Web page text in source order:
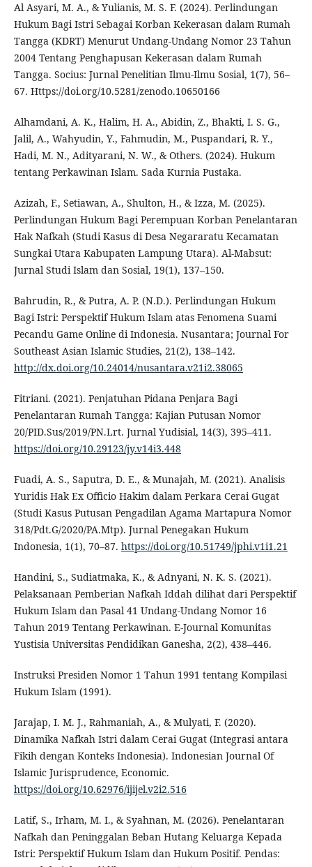
Al Asyari, M. A., & Yulianis, M. S. F. (2024). Perlindungan
Hukum Bagi Istri Sebagai Korban Kekerasan dalam Rumah
Tangga (KDRT) Menurut Undang-Undang Nomor 23 Tahun
2004 Tentang Penghapusan Kekerasan dalam Rumah
Tangga. Socius: Jurnal Penelitian Ilmu-Ilmu Sosial, 1(7), 56–
67. Https://doi.org/10.5281/zenodo.10650166
Alhamdani, A. K., Halim, H. A., Abidin, Z., Bhakti, I. S. G.,
Jalil, A., Wahyudin, Y., Fahmudin, M., Puspandari, R. Y.,
Hadi, M. N., Adityarani, N. W., & Others. (2024). Hukum
tentang Perkawinan Islam. Sada Kurnia Pustaka.
Azizah, F., Setiawan, A., Shulton, H., & Izza, M. (2025).
Perlindungan Hukum Bagi Perempuan Korban Penelantaran
Hak Nafkah (Studi Kasus di Desa Negararatu Kecamatan
Sungkai Utara Kabupaten Lampung Utara). Al-Mabsut:
Jurnal Studi Islam dan Sosial, 19(1), 137–150.
Bahrudin, R., & Putra, A. P. (N.D.). Perlindungan Hukum
Bagi Istri: Perspektif Hukum Islam atas Fenomena Suami
Pecandu Game Online di Indonesia. Nusantara; Journal For
Southeast Asian Islamic Studies, 21(2), 138–142.
http://dx.doi.org/10.24014/nusantara.v21i2.38065
Fitriani. (2021). Penjatuhan Pidana Penjara Bagi
Penelantaran Rumah Tangga: Kajian Putusan Nomor
20/PID.Sus/2019/PN.Lrt. Jurnal Yudisial, 14(3), 395–411.
https://doi.org/10.29123/jy.v14i3.448
Fuadi, A. S., Saputra, D. E., & Munajah, M. (2021). Analisis
Yuridis Hak Ex Officio Hakim dalam Perkara Cerai Gugat
(Studi Kasus Putusan Pengadilan Agama Martapura Nomor
318/Pdt.G/2020/PA.Mtp). Jurnal Penegakan Hukum
Indonesia, 1(1), 70–87. https://doi.org/10.51749/jphi.v1i1.21
Handini, S., Sudiatmaka, K., & Adnyani, N. K. S. (2021).
Pelaksanaan Pemberian Nafkah Iddah dilihat dari Perspektif
Hukum Islam dan Pasal 41 Undang-Undang Nomor 16
Tahun 2019 Tentang Perkawinan. E-Journal Komunitas
Yustisia Universitas Pendidikan Ganesha, 2(2), 438–446.
Instruksi Presiden Nomor 1 Tahun 1991 tentang Kompilasi
Hukum Islam (1991).
Jarajap, I. M. J., Rahmaniah, A., & Mulyati, F. (2020).
Dinamika Nafkah Istri dalam Cerai Gugat (Integrasi antara
Fikih dengan Konteks Indonesia). Indonesian Journal Of
Islamic Jurisprudence, Economic.
https://doi.org/10.62976/ijijel.v2i2.516
Latif, S., Irham, M. I., & Syahnan, M. (2026). Penelantaran
Nafkah dan Peninggalan Beban Hutang Keluarga Kepada
Istri: Perspektif Hukum Islam dan Hukum Positif. Pendas: